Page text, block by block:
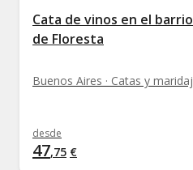
Cata de vinos en el barrio
de Floresta
desde
47,75 €